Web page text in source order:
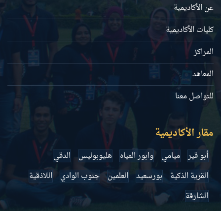
عن الأكاديمية
كليات الأكاديمية
المراكز
المعاهد
للتواصل معنا
مقار الأكاديمية
أبو قير ميامي وابور المياه هليوبوليس
الدقي
القرية الذكية
بورسعيد العلمين جنوب الوادي
اللاذقية
الشارقة